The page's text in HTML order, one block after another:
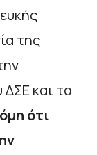
της
και τα
ότι